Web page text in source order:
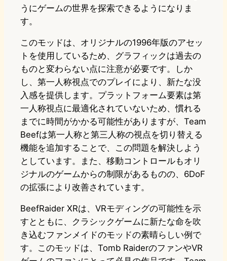
うにゲームの世界を探索できるようになりま
す。
このモッドは、オリジナルの1996年版のアセッ
トを使用しているため、グラフィックは過去の
ものと変わらない点に注意が必要です。しか
し、第一人称視点でのプレイにより、新たな没
入感を提供します。プラットフォーム要素は第
一人称視点に最適化されていないため、慣れる
までに時間がかかる可能性がありますが、Team
Beefは第一人称と第三人称の視点を切り替える
機能を追加することで、この問題を解決しよう
としています。また、移動コントロールもオリ
ジナルのゲームからの制限があるものの、6DoF
の拡張により改善されています。
BeefRaider XRは、VRモディングの可能性を示
すとともに、クラシックゲームに新たな命を吹
き込むファンメイドのモッドの素晴らしい例で
す。このモッドは、Tomb RaiderのファンやVR